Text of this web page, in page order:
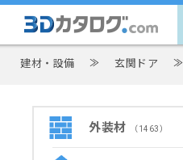
建材・設備 ≫ 玄関ドア ≫
外装材 （1463）